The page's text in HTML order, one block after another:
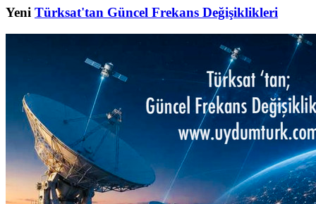
Yeni Türksat'tan Güncel Frekans Değişiklikleri